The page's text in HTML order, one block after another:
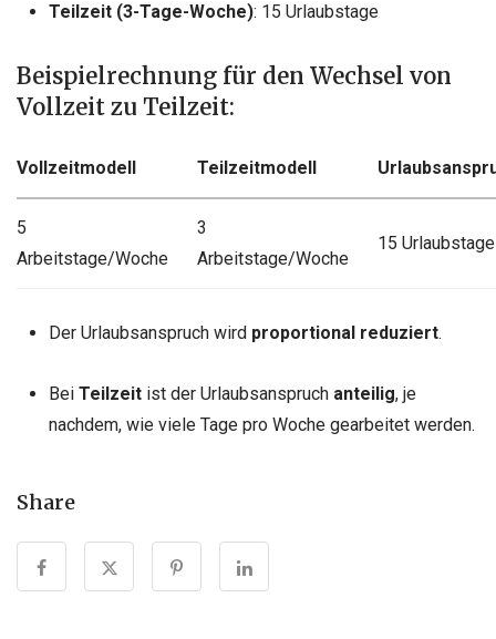
Teilzeit (3-Tage-Woche): 15 Urlaubstage
Beispielrechnung für den Wechsel von
Vollzeit zu Teilzeit:
Vollzeitmodell Teilzeitmodell
5
Arbeitstage/Woche
3
Arbeitstage/Woche
15 Urlaubstage
Der Urlaubsanspruch wird proportional reduziert.
Bei Teilzeitist der Urlaubsanspruch anteilig, je
nachdem, wie viele Tage pro Woche gearbeitet werden.
Share